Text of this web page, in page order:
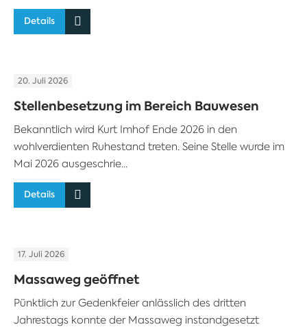
Details
20. Juli 2026
Stellenbesetzung im Bereich Bauwesen
Bekanntlich wird Kurt Imhof Ende 2026 in den
wohlverdienten Ruhestand treten. Seine Stelle wurde im
Mai 2026 ausgeschrie...
Details
17. Juli 2026
Massaweg geöffnet
Pünktlich zur Gedenkfeier anlässlich des dritten
Jahrestags konnte der Massaweg instandgesetzt